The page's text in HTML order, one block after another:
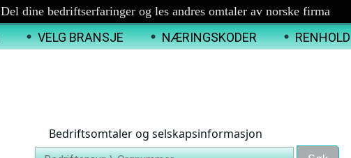
Del dine bedriftserfaringer og les andres omtaler av norske firma
VELG BRANSJE NÆRINGSKODER RENHOLD
Bedriftsomtaler og selskapsinformasjon